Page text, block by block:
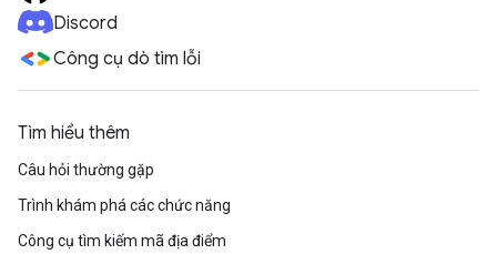
Discord
Công cụ dò tìm lỗi
Tìm hiểu thêm
Câu hỏi thường gặp
Trình khám phá các chức năng
Công cụ tìm kiếm mã địa điểm